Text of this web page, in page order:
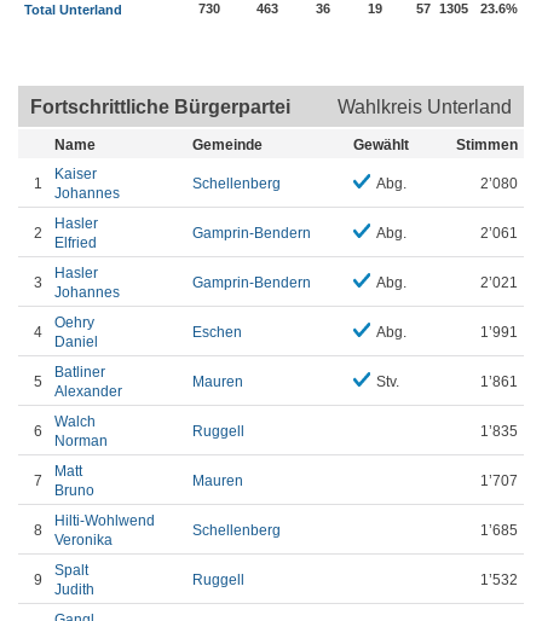
Total Unterland 730 463 36 19 57 1305 23.6%
Fortschrittliche Bürgerpartei Wahlkreis Unterland
Name Gemeinde Gewählt Stimmen
1
Kaiser
Johannes
Schellenberg Abg. 2’080
2
Hasler
Elfried
Gamprin-Bendern Abg. 2’061
3
Hasler
Johannes
Gamprin-Bendern Abg. 2’021
4
Oehry
Daniel
Eschen Abg. 1’991
5
Batliner
Alexander
Mauren Stv. 1’861
6
Walch
Norman
Ruggell 1’835
7
Matt
Bruno
Mauren 1’707
8
Hilti-Wohlwend
Veronika
Schellenberg 1’685
9
Spalt
Judith
Ruggell 1’532